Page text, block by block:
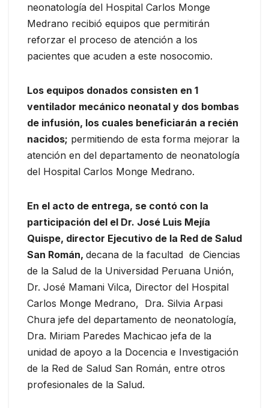
neonatología del Hospital Carlos Monge
Medrano recibió equipos que permitirán
reforzar el proceso de atención a los
pacientes que acuden a este nosocomio.
Los equipos donados consisten en 1
ventilador mecánico neonatal y dos bombas
de infusión, los cuales beneficiarán a recién
nacidos; permitiendo de esta forma mejorar la
atención en del departamento de neonatología
del Hospital Carlos Monge Medrano.
En el acto de entrega, se contó con la
participación del el Dr. José Luis Mejía
Quispe, director Ejecutivo de la Red de Salud
San Román, decana de la facultad de Ciencias
de la Salud de la Universidad Peruana Unión,
Dr. José Mamani Vilca, Director del Hospital
Carlos Monge Medrano, Dra. Silvia Arpasi
Chura jefe del departamento de neonatología,
Dra. Miriam Paredes Machicao jefa de la
unidad de apoyo a la Docencia e Investigación
de la Red de Salud San Román, entre otros
profesionales de la Salud.